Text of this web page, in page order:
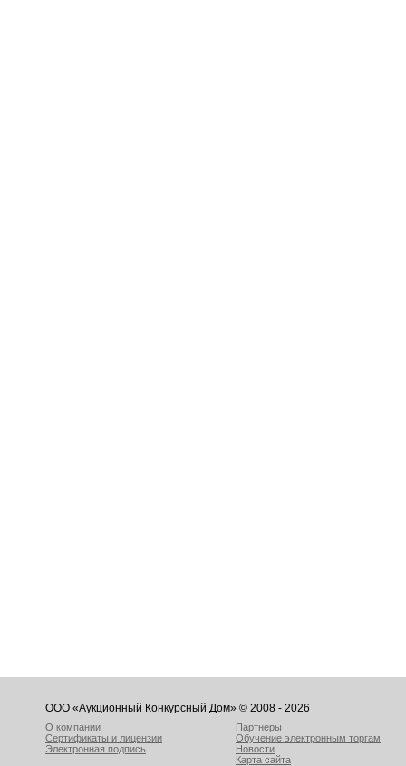
ООО «Аукционный Конкурсный Дом» © 2008 - 2026
О компании
Сертификаты и лицензии
Электронная подпись
Партнеры
Обучение электронным торгам
Новости
Карта сайта